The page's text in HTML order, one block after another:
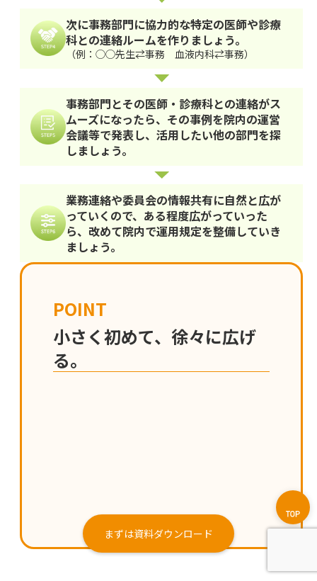
次に事務部門に協力的な特定の医師や診療
科との連絡ルームを作りましょう。
（例：◯◯先生⇄事務 血液内科⇄事務）
事務部門とその医師・診療科との連絡がス
ムーズになったら、その事例を院内の運営
会議等で発表し、活用したい他の部門を探
しましょう。
業務連絡や委員会の情報共有に自然と広が
っていくので、ある程度広がっていった
ら、改めて院内で運用規定を整備していき
ましょう。
POINT
小さく初めて、徐々に広げ
る。
まずは資料ダウンロード